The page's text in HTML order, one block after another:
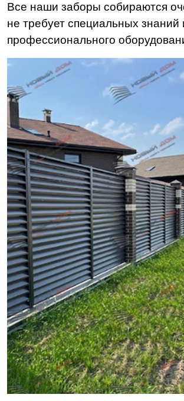
Все наши заборы собираются
не требует специальных знаний
профессионального